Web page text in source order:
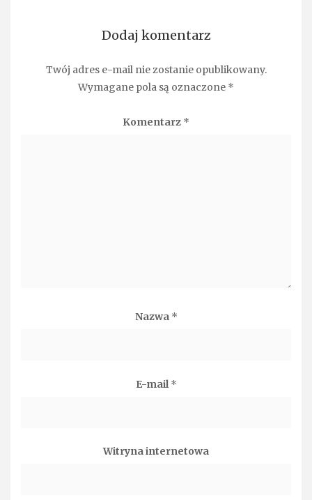
Dodaj komentarz
Twój adres e-mail nie zostanie opublikowany.
Wymagane pola są oznaczone *
Komentarz *
Nazwa *
E-mail *
Witryna internetowa